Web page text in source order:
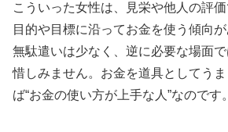
こういった女性は、見栄や他人の評
目的や目標に沿ってお金を使う傾向
無駄遣いは少なく、逆に必要な場面
惜しみません。お金を道具としてう
ば“お金の使い方が上手な人”なのです。